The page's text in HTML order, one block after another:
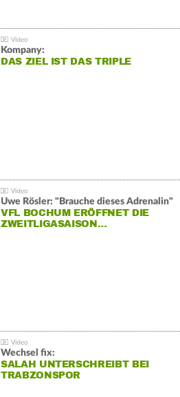
Kompany:
DAS ZIEL IST DAS TRIPLE
Uwe Rösler: "Brauche dieses Adrenalin"
VFL BOCHUM ERÖFFNET DIE
ZWEITLIGASAISON…
Wechsel fix:
SALAH UNTERSCHREIBT BEI
TRABZONSPOR